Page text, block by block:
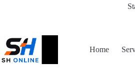
Home